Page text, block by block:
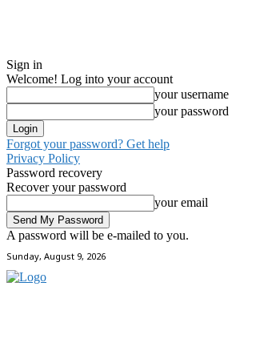
Sign in
Welcome! Log into your account
your username
your password
Forgot your password? Get help
Privacy Policy
Password recovery
Recover your password
your email
A password will be e-mailed to you.
Sunday, August 9, 2026